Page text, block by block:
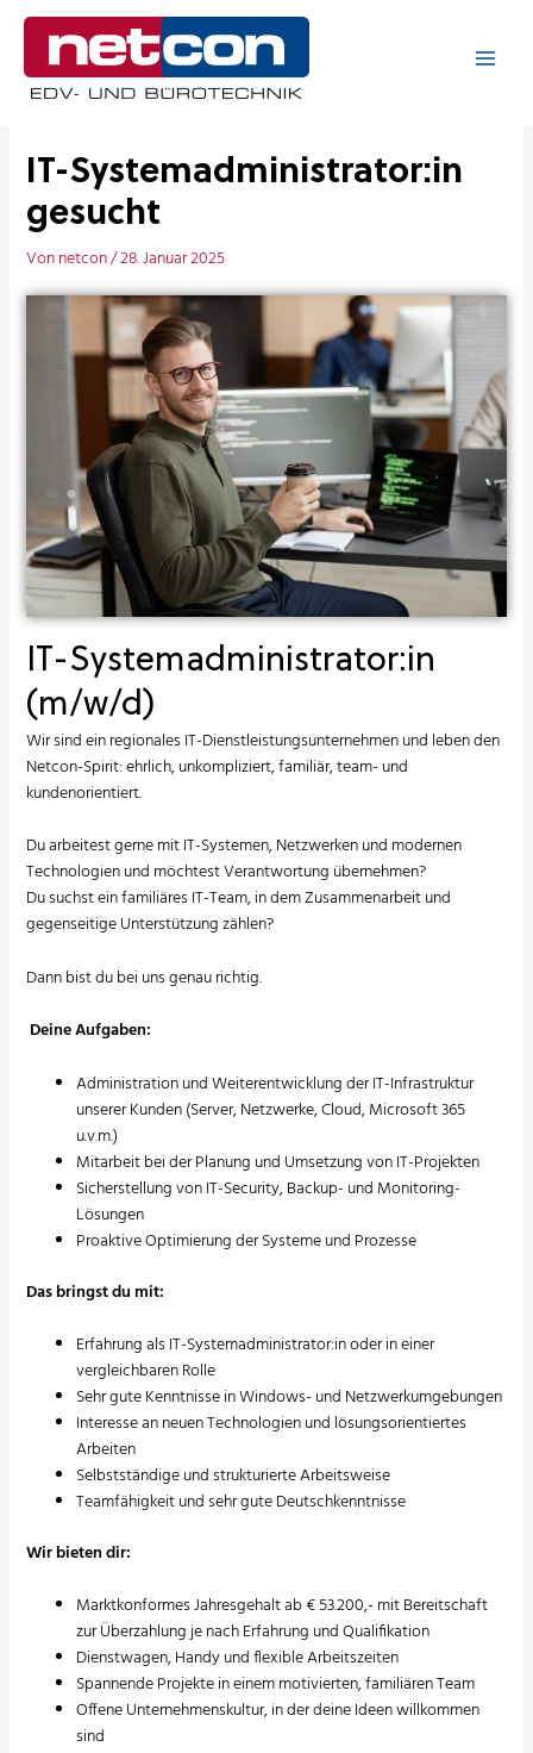
Zum
springen
IT-Systemadministrator:in
gesucht
Vonnetcon/28. Januar 2025
IT-Systemadministrator:in
(m/w/d)
Wir sind ein regionales IT-Dienstleistungsunternehmen und leben den
Netcon-Spirit: ehrlich, unkompliziert, familiär, team- und
kundenorientiert.
Du arbeitest gerne mit IT-Systemen, Netzwerken und modernen
Technologien und möchtest Verantwortung übernehmen?
Du suchst ein familiäres IT-Team, in dem Zusammenarbeit und
gegenseitige Unterstützung zählen?
Dann bist du bei uns genau richtig.
Deine Aufgaben:
Administration und Weiterentwicklung der IT-Infrastruktur
unserer Kunden (Server, Netzwerke, Cloud, Microsoft 365
u.v.m.)
Mitarbeit bei der Planung und Umsetzung von IT-Projekten
Sicherstellung von IT-Security, Backup- und Monitoring-
Lösungen
Proaktive Optimierung der Systeme und Prozesse
Das bringst du mit:
Erfahrung als IT-Systemadministrator:in oder in einer
vergleichbaren Rolle
Sehr gute Kenntnisse in Windows- und Netzwerkumgebungen
Interesse an neuen Technologien und lösungsorientiertes
Arbeiten
Selbstständige und strukturierte Arbeitsweise
Teamfähigkeit und sehr gute Deutschkenntnisse
Wir bieten dir:
Marktkonformes Jahresgehalt ab € 53.200,- mit Bereitschaft
zur Überzahlung je nach Erfahrung und Qualifikation
Dienstwagen, Handy und flexible Arbeitszeiten
Spannende Projekte in einem motivierten, familiären Team
Offene Unternehmenskultur, in der deine Ideen willkommen
sind